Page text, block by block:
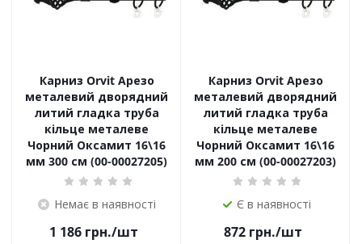
Карниз Orvit Арезо
металевий дворядний
литий гладка труба
кільце металеве
Чорний Оксамит 16\16
мм 300 см (00-00027205)
Немає в наявності
1 186 грн./шт
Карниз Orvit Арезо
металевий дворядний
литий гладка труба
кільце металеве
Чорний Оксамит 16\16
мм 200 см (00-00027203)
Є в наявності
872грн./шт